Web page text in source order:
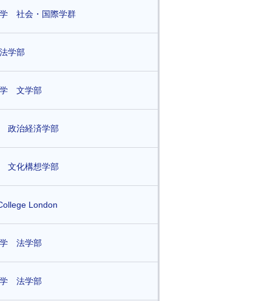
社会・国際学群
学部
学 文学部
政治経済学部
文化構想学部
London
学 法学部
学 法学部